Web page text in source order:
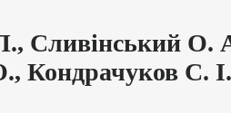
Сливінський О.
Кондрачуков С.